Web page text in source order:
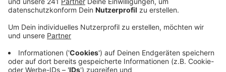
Stadtrat Stimmung gegen die Pläne.
Anzeige